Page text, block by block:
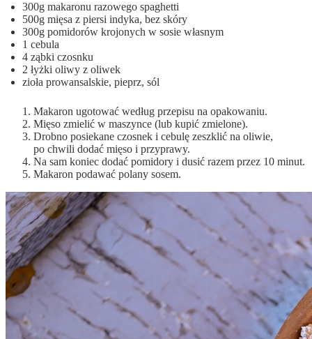
300g makaronu razowego spaghetti
500g mięsa z piersi indyka, bez skóry
300g pomidorów krojonych w sosie własnym
1 cebula
4 ząbki czosnku
2 łyżki oliwy z oliwek
zioła prowansalskie, pieprz, sól
Makaron ugotować według przepisu na opakowaniu.
Mięso zmielić w maszynce (lub kupić zmielone).
Drobno posiekane czosnek i cebulę zeszklić na oliwie,
po chwili dodać mięso i przyprawy.
Na sam koniec dodać pomidory i dusić razem przez 10 minut.
Makaron podawać polany sosem.